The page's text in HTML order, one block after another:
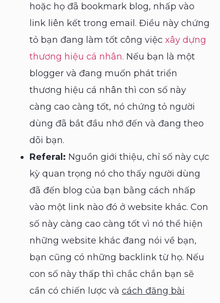
hoặc họ đã bookmark blog, nhấp vào
link liên kết trong email. Điều này chứng
tỏ bạn đang làm tốt công việc xây dựng
thương hiệu cá nhân. Nếu bạn là một
blogger và đang muốn phát triển
thương hiệu cá nhân thì con số này
càng cao càng tốt, nó chứng tỏ người
dùng đã bắt đầu nhớ đến và đang theo
dõi bạn.
Referal: Nguồn giới thiệu, chỉ số này cực
kỳ quan trọng nó cho thấy người dùng
đã đến blog của bạn bằng cách nhấp
vào một link nào đó ở website khác. Con
số này càng cao càng tốt vì nó thể hiện
những website khác đang nói về bạn,
bạn cũng có những backlink từ họ. Nếu
con số này thấp thì chắc chắn bạn sẽ
cần có chiến lược và cách đăng bài